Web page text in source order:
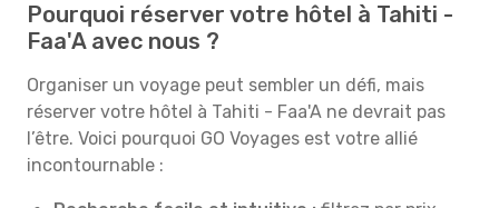
Pourquoi réserver votre hôtel à Tahiti -
Faa'A avec nous ?
Organiser un voyage peut sembler un défi, mais
réserver votre hôtel à Tahiti - Faa'A ne devrait pas
l’être. Voici pourquoi GO Voyages est votre allié
incontournable :